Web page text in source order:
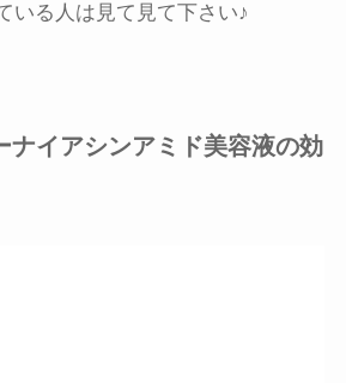
いる人は見て見て下さい♪
ナイアシンアミド美容液の効